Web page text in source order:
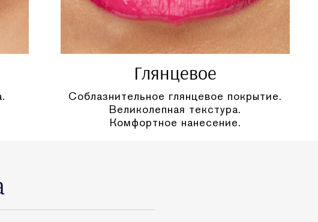
Глянцевое
Соблазнительное глянцевое покрытие.
Великолепная текстура.
Комфортное нанесение.